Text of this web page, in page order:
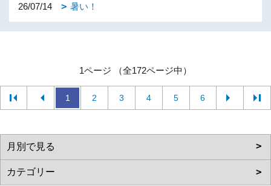
26/07/14 暑い！
1ページ （全172ページ中）
1 2 3 4 5 6